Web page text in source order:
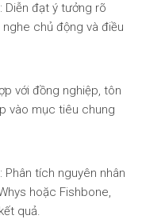
Diễn đạt ý tưởng rõ
chủ động và điều
với đồng nghiệp, tôn
vào mục tiêu chung
Phân tích nguyên nhân
hoặc Fishbone,
quả.